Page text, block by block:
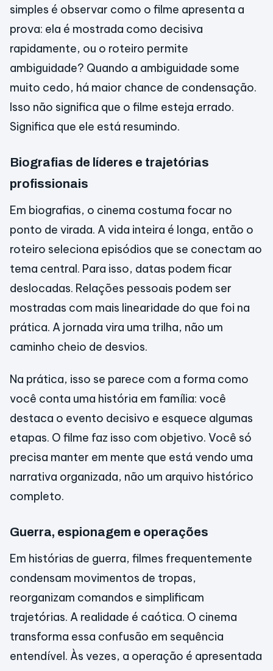
simples é observar como o filme apresenta a
prova: ela é mostrada como decisiva
rapidamente, ou o roteiro permite
ambiguidade? Quando a ambiguidade some
muito cedo, há maior chance de condensação.
Isso não significa que o filme esteja errado.
Significa que ele está resumindo.
Biografias de líderes e trajetórias
profissionais
Em biografias, o cinema costuma focar no
ponto de virada. A vida inteira é longa, então o
roteiro seleciona episódios que se conectam ao
tema central. Para isso, datas podem ficar
deslocadas. Relações pessoais podem ser
mostradas com mais linearidade do que foi na
prática. A jornada vira uma trilha, não um
caminho cheio de desvios.
Na prática, isso se parece com a forma como
você conta uma história em família: você
destaca o evento decisivo e esquece algumas
etapas. O filme faz isso com objetivo. Você só
precisa manter em mente que está vendo uma
narrativa organizada, não um arquivo histórico
completo.
Guerra, espionagem e operações
Em histórias de guerra, filmes frequentemente
condensam movimentos de tropas,
reorganizam comandos e simplificam
trajetórias. A realidade é caótica. O cinema
transforma essa confusão em sequência
entendível. Às vezes, a operação é apresentada